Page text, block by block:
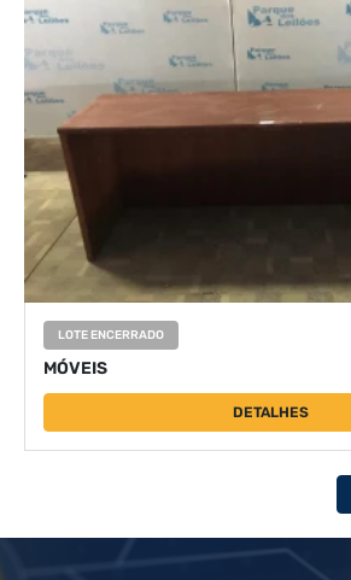
LOTE ENCERRADO
MÓVEIS
DETALHES